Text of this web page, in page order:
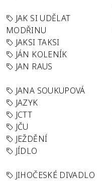
JAK SI UDĚLAT
MODŘINU
JAKSI TAKSI
JÁN KOLENÍK
JAN RAUS
JANA SOUKUPOVÁ
JAZYK
JCTT
JČU
JEŽDĚNÍ
JÍDLO
JIHOČESKÉ DIVADLO